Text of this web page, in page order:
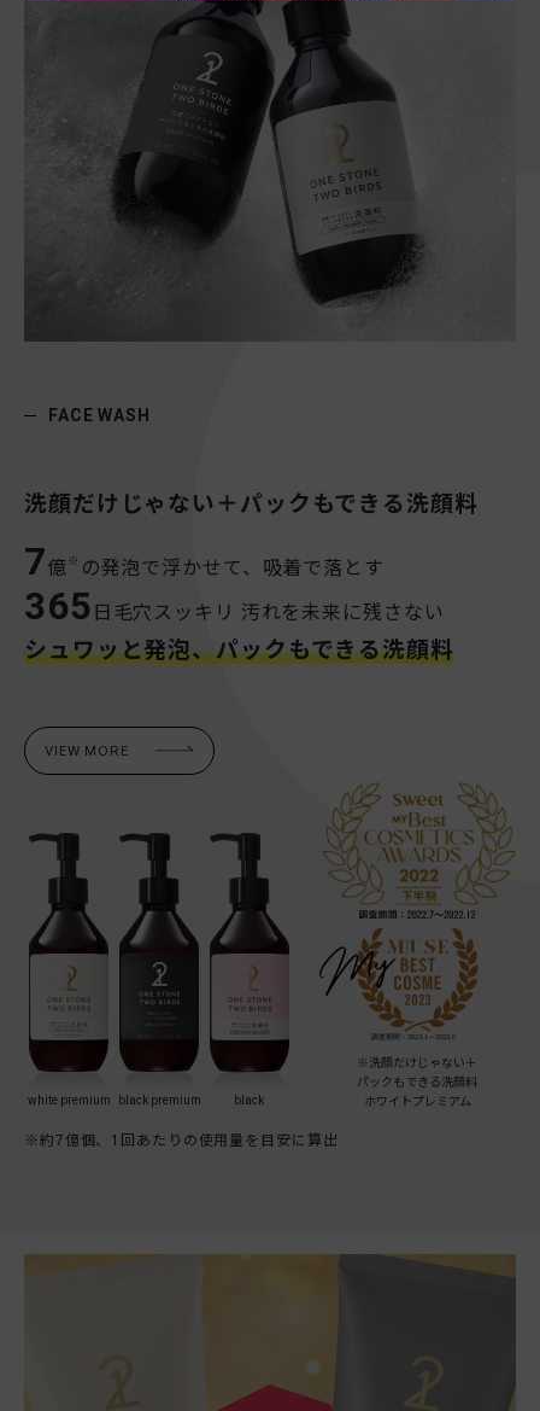
FACE WASH
洗顔だけじゃない＋パックもできる洗顔料
7億※ の発泡で浮かせて、吸着で落とす
365 日毛穴スッキリ 汚れを未来に残さない
シュワッと発泡、パックもできる洗顔料
VIEW MORE
white premium black premium black
※洗顔だけじゃない＋
パックもできる洗顔料
ホワイトプレミアム
※約7億個、1回あたりの使用量を目安に算出